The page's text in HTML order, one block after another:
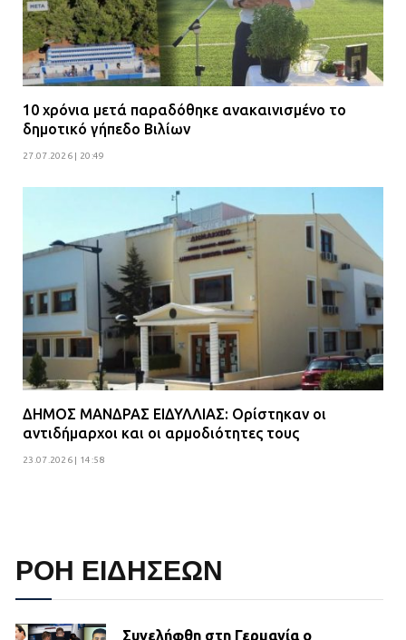
10 χρόνια μετά παραδόθηκε ανακαινισμένο το
δημοτικό γήπεδο Βιλίων
27.07.2026 | 20:49
ΔΗΜΟΣ ΜΑΝΔΡΑΣ ΕΙΔΥΛΛΙΑΣ: Ορίστηκαν οι
αντιδήμαρχοι και οι αρμοδιότητες τους
23.07.2026 | 14:58
ΡΟΗ ΕΙΔΗΣΕΩΝ
Συνελήφθη στη Γερμανία ο